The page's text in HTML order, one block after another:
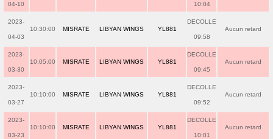
04-10 10:04
2023-
04-03
10:30:00 MISRATE LIBYAN WINGS YL881
DECOLLE
09:58
Aucun retard
2023-
03-30
10:05:00 MISRATE LIBYAN WINGS YL881
DECOLLE
09:45
Aucun retard
2023-
03-27
10:10:00 MISRATE LIBYAN WINGS YL881
DECOLLE
09:52
Aucun retard
2023-
03-23
10:10:00 MISRATE LIBYAN WINGS YL881
DECOLLE
10:01
Aucun retard